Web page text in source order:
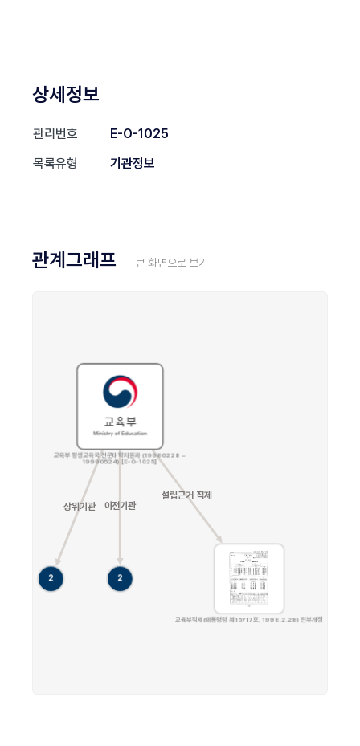
상세정보
관리번호
E-O-1025
목록유형
기관정보
관계그래프 큰 화면으로 보기